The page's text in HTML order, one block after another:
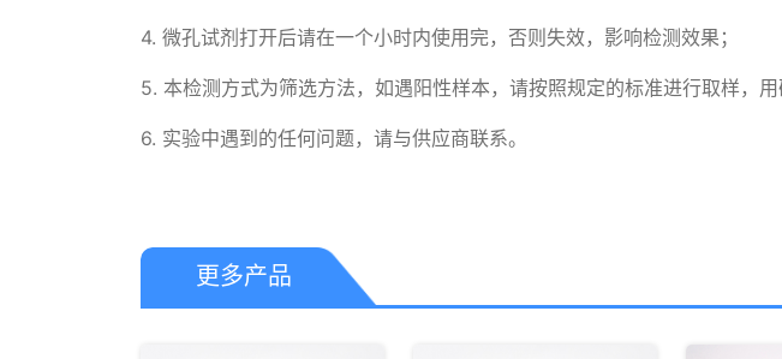
4. 微孔试剂打开后请在一个小时内使用完，否则失效，影响检测效果；
5. 本检测方式为筛选方法，如遇阳性样本，请按照规定的标准进行取样，用
6. 实验中遇到的任何问题，请与供应商联系。
更多产品